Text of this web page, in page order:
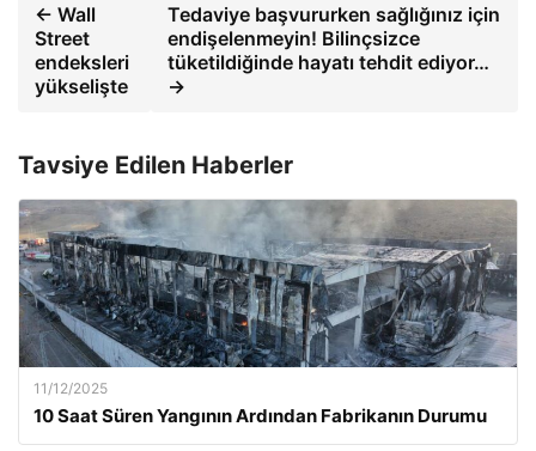
← Wall
Street
endeksleri
yükselişte
Tedaviye başvururken sağlığınız için
endişelenmeyin! Bilinçsizce
tüketildiğinde hayatı tehdit ediyor…
→
Tavsiye Edilen Haberler
11/12/2025
10 Saat Süren Yangının Ardından Fabrikanın Durumu